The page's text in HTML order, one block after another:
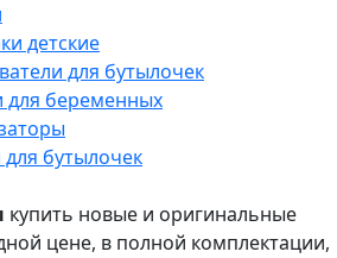
детские
для бутылочек
для беременных
бутылочек
купить новые и оригинальные
цене, в полной комплектации,